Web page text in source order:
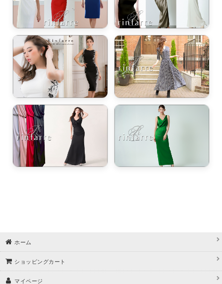
ワンピース・ドレス / クリスマス（赤・緑・白・金・銀）
ワンピース・ドレス / バレンタイン・ホワイトデー（赤・白・ピンク）
ワンピース・ドレス / ハロウィン（茶・黄色・紫・オレンジ）
ワンピース・ドレス / 胸パッド外せる・胸パッド無し
即日配送
＊Ele Hast エレハスト＊
VIP SECRET SPRING FEVER 3日間だけの特別なご招待。
＊Ele Hast エレハスト＊SwimWear
ホーム
ショッピングカート
マイページ